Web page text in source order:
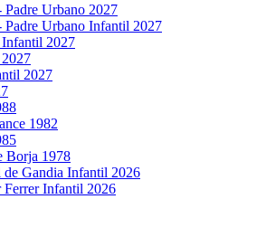
Urbano 2027
Padre Urbano Infantil 2027
Infantil 2027
2027
1982
Borja 1978
de Gandia Infantil 2026
Ferrer Infantil 2026